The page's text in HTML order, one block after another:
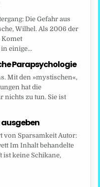
Die Gefahr aus
Wilhel. Als 2006 der
Komet
einige...
Parapsychologie
Mit den »mystischen«,
hat die
nichts zu tun. Sie ist
von Sparsamkeit Autor:
Im Inhalt behandelte
ist keine Schikane,